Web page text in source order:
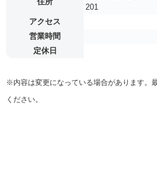
201
アクセス
営業時間
定休日
※内容は変更になっている場合があります。
ください。